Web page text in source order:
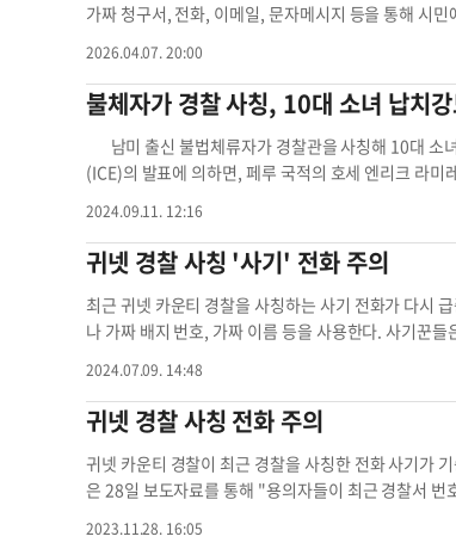
가짜 청구서, 전화, 이메일, 문자메시지 등을 통해 시
과 긴박감을 조성하는 수법을 사용하고 있다고 밝혔다
는다고 설명했다. 당국은 기프트카드, 암호화폐, 간편
으면 반드시 해당 기관에 직접 연락해 진위 여부를
권유했다. 임상환 기자어바인 경찰 어바인 경찰국 경
2026.04.07. 20:00
불체자가 경찰 사칭, 10대 소녀 납치
남미 출신 불법체류자가 경찰관을 사칭해 10대 소
(ICE)의 발표에 의하면, 페루 국적의 호세 엔리크 라
스 시티 경찰국에 따르면, 용의자는 매나사스의 클로
프 차량에 태워 납치했다. 피해자는 피고의 차량을 타
체포했다. 피해자는 용의자의 차량에서 탈출하지 못
일이라고 여겼다고 전했다. 보수파 주민들은 조 바이
를 저질러도 손을 쓰지 못하고 있다고 주장했다. 김옥
2024.09.11. 12:16
귀넷 경찰 사칭 '사기' 전화 주의
최근 귀넷 카운티 경찰을 사칭하는 사기 전화가 다시
나 가짜 배지 번호, 가짜 이름 등을 사용한다. 사기꾼
하다, ▶미결제 영장과 벌금을 즉시 내지 않으면 체포
면 사전 승인된 대출이 가능하다, ▶복권에 당첨됐다,
드나 직불카드, 기프트카드, 암호화폐(비트코인) 등
은 컴퓨터 프로그램으로 발신자 ID를 만들 수 있다.
넷 경찰은 절대 전화로 어떤 형태의 금전을 요구하지
금 등을 요구하면 일단 의심부터 해야 한다. 발신자
지아 기자경찰 사칭 경찰 사칭 사기 전화 전화 조심
2024.07.09. 14:48
귀넷 경찰 사칭 전화 주의
귀넷 카운티 경찰이 최근 경찰을 사칭한 전화 사기가
은 28일 보도자료를 통해 "용의자들이 최근 경찰서
말했다. 그러나 최근 경찰 사칭 전화에서 돈을 지불
2023.11.28. 16:05